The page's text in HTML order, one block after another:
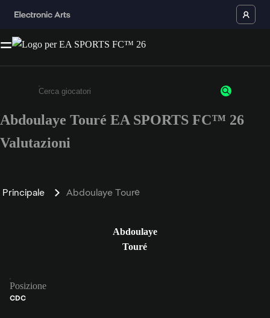
Inserisci un minimo di 3 caratteri o numeri.
Abdoulaye Touré EA SPORTS FC™ 26
Valutazioni
Principale Abdoulaye Touré
Abdoulaye
Touré
Posizione
CDC